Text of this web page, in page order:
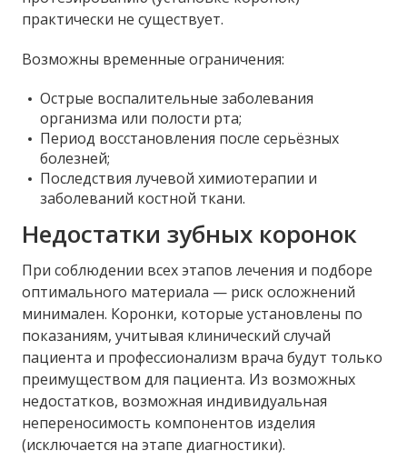
практически не существует.
Возможны временные ограничения:
Острые воспалительные заболевания
организма или полости рта;
Период восстановления после серьёзных
болезней;
Последствия лучевой химиотерапии и
заболеваний костной ткани.
Недостатки зубных коронок
При соблюдении всех этапов лечения и подборе
оптимального материала — риск осложнений
минимален. Коронки, которые установлены по
показаниям, учитывая клинический случай
пациента и профессионализм врача будут только
преимуществом для пациента. Из возможных
недостатков, возможная индивидуальная
непереносимость компонентов изделия
(исключается на этапе диагностики).